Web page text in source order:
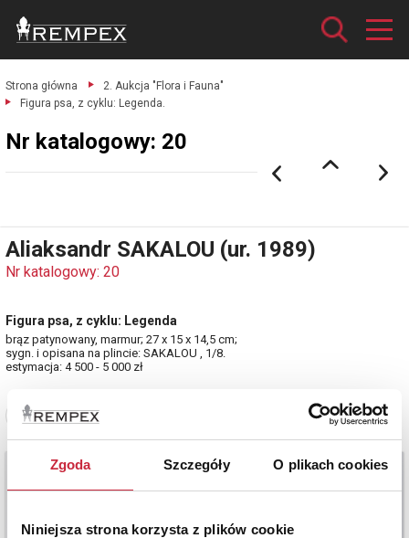
Zgoda Szczegóły O plikach cookies
Niniejsza strona korzysta z plików cookie
Strona główna
2. Aukcja "Flora i Fauna"
Figura psa, z cyklu: Legenda.
Nr katalogowy: 20
Aliaksandr SAKALOU (ur. 1989)
Nr katalogowy: 20
Figura psa, z cyklu: Legenda
brąz patynowany, marmur; 27 x 15 x 14,5 cm;
sygn. i opisana na plincie: SAKALOU , 1/8.
estymacja: 4 500 - 5 000 zł
Zobacz pełne informacje